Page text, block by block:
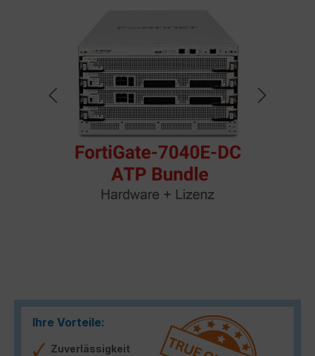
Ihre Vorteile:
Zuverlässigkeit